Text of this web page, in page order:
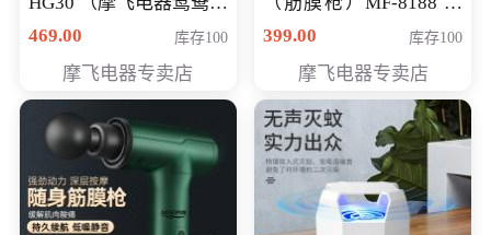
MF-HG30 ） 会员专享价
469.00 库存100
摩飞电器专卖店
员专享价268元
399.00 库存100
摩飞电器专卖店